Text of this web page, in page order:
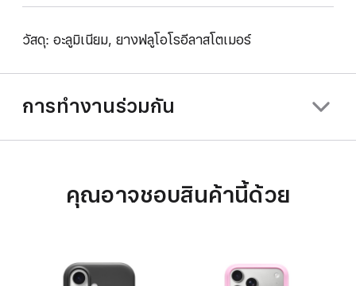
วัสดุ: อะลูมิเนียม, ยางฟลูโอโรอีลาสโตเมอร์
การทำงานร่วมกัน
คุณอาจชอบสินค้านี้ด้วย